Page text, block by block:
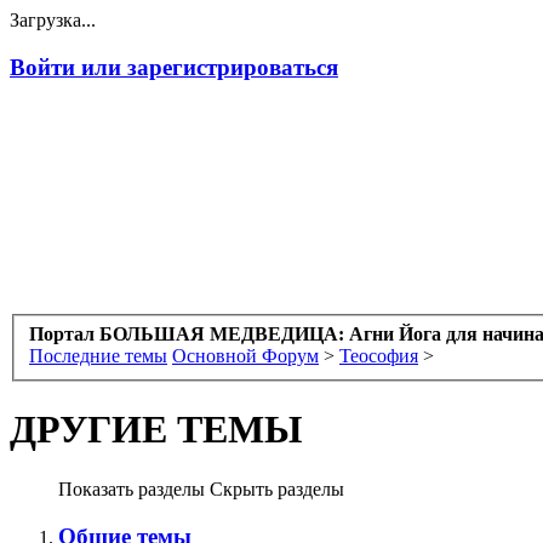
Загрузка...
Войти или зарегистрироваться
Портал БОЛЬШАЯ МЕДВЕДИЦА: Агни Йога для
Последние темы Основной Форум > Теософия >
ДРУГИЕ ТЕМЫ
Показать разделы Скрыть разделы
Общие темы